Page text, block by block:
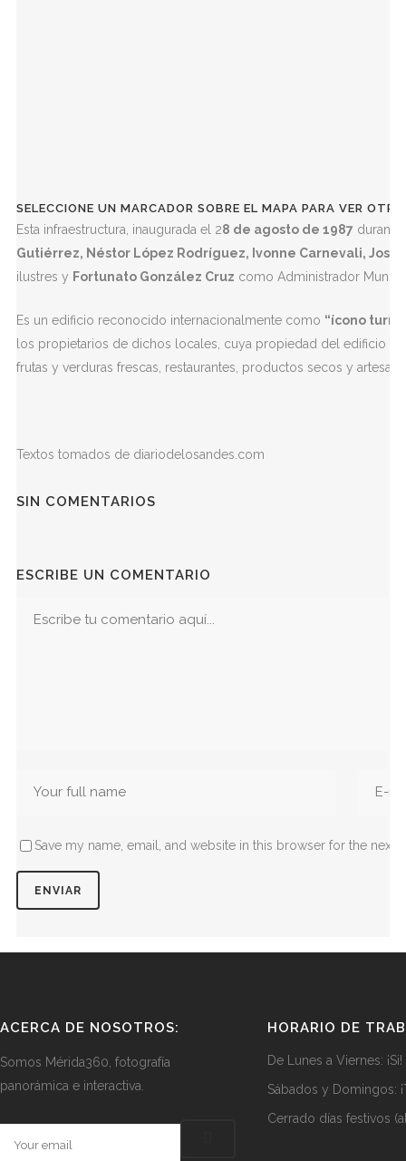
SELECCIONE UN MARCADOR SOBRE EL MAPA PARA VER
Esta infraestructura, inaugurada el 28 de agosto de 1987durante
Gutiérrez, Néstor López Rodríguez, Ivonne Carnevali,
ilustres y Fortunato González Cruz como Administrador
Es un edificio reconocido internacionalmente como “ícono
los propietarios de dichos locales, cuya propiedad del edificio
frutas y verduras frescas, restaurantes, productos secos y
Textos tomados de diariodelosandes.com
SIN COMENTARIOS
ESCRIBE UN COMENTARIO
Save my name, email, and website in this browser for the next
ACERCA DE NOSOTROS:
Somos Mérida360, fotografía
panorámica e interactiva.
HORARIO DE
De Lunes a Viernes: ¡Si!
Sábados y Domingos:
Cerrado días festivos